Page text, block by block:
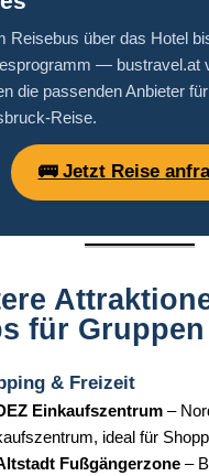
Reisebus über das Hotel
— bustravel.at
die passenden Anbieter
Reise.
🚌 Jetzt Reise
für Gruppen
& Freizeit
Einkaufszentrum –
ideal für
Fußgängerzone –